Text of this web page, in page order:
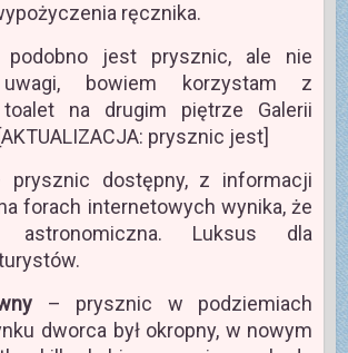
ręcznika.
jest prysznic, ale nie
uwagi, bowiem korzystam z
toalet na drugim piętrze Galerii
prysznic jest]
dostępny, z informacji
forach internetowych wynika, że
Luksus dla
– prysznic w podziemiach
dworca był okropny, w nowym